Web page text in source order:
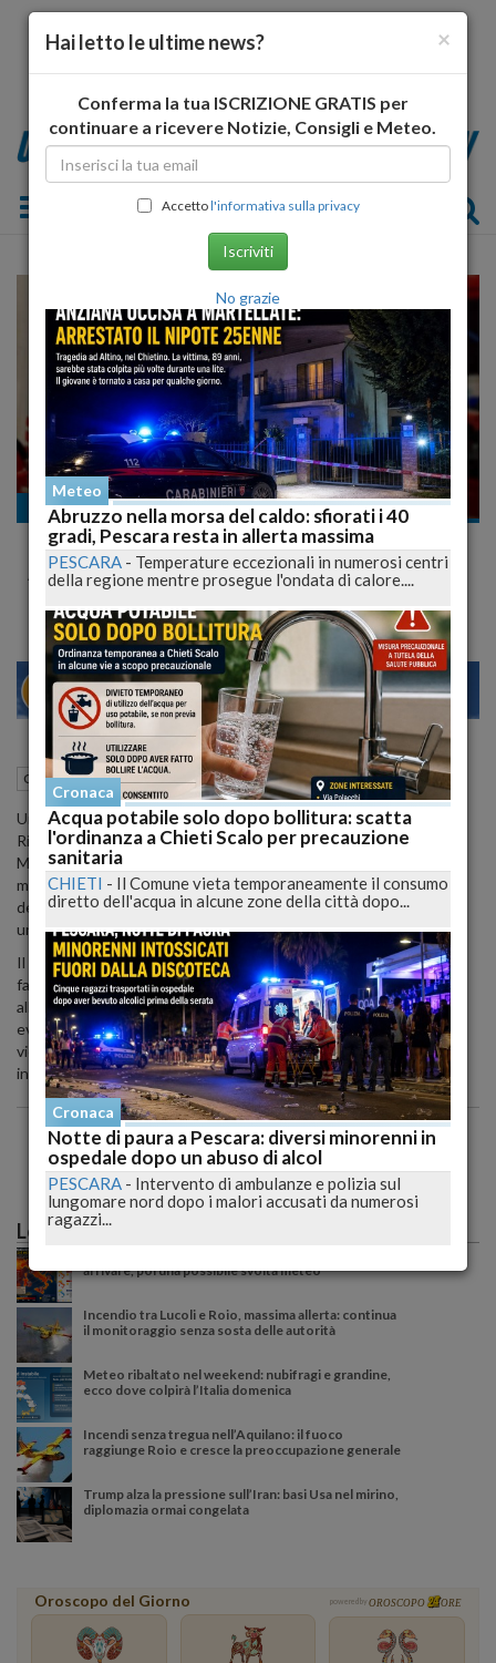
Toggle navigation
Cronaca
Incendio Notturno in Via Risorgimento: Due
Auto Distrutte, Danneggiato un Edificio
MILANO 22 27
Cronaca Alba Adriatica (TE) 24 Giugno 2024 16:30
Un incendio scoppiato alle 3:45 della notte scorsa in via
Risorgimento ha distrutto completamente due auto in sosta, una
Mazda 3 e una Volkswagen Golf, parcheggiate a poche decine di
metri l'una dall'altra. Sul posto è intervenuta una squadra dei vigili
del fuoco del distaccamento di Nereto, equipaggiata con
un'autopompa e un fuoristrada con modulo antincendio.
Il rogo ha causato danni anche al portico e al portone di un
fabbricato disabitato, colpiti dal calore e dal fumo. Grazie
all'intervento rapido dei pompieri, le fiamme sono state domate,
evitando ulteriori danni alle altre vetture posteggiate nelle
vicinanze. Una pattuglia dei carabinieri di Alba Adriatica è
intervenuta per svolgere le indagini di competenza.
Le più lette
arrivare, poi una possibile svolta meteo
Incendio tra Lucoli e Roio, massima allerta: continua
il monitoraggio senza sosta delle autorità
Meteo ribaltato nel weekend: nubifragi e grandine,
ecco dove colpirà l’Italia domenica
Incendi senza tregua nell’Aquilano: il fuoco
raggiunge Roio e cresce la preoccupazione generale
Trump alza la pressione sull’Iran: basi Usa nel mirino,
diplomazia ormai congelata
Oroscopo del Giorno powered by OROSCOPO ORE
×
Hai letto le ultime news?
Conferma la tua ISCRIZIONE GRATIS per
continuare a ricevere Notizie, Consigli e Meteo.
Accettol'informativa sulla privacy
Iscriviti
No grazie
Meteo
Abruzzo nella morsa del caldo: sfiorati i 40
gradi, Pescara resta in allerta massima
PESCARA - Temperature eccezionali in numerosi centri
della regione mentre prosegue l'ondata di calore....
Cronaca
Acqua potabile solo dopo bollitura: scatta
l'ordinanza a Chieti Scalo per precauzione
sanitaria
CHIETI - Il Comune vieta temporaneamente il consumo
diretto dell'acqua in alcune zone della città dopo...
Cronaca
Notte di paura a Pescara: diversi minorenni in
ospedale dopo un abuso di alcol
PESCARA - Intervento di ambulanze e polizia sul
lungomare nord dopo i malori accusati da numerosi
ragazzi...